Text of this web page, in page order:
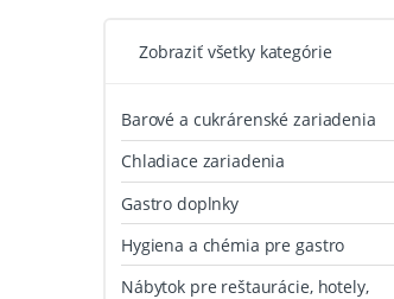
Zobraziť všetky kategórie
Barové a cukrárenské zariadenia
Chladiace zariadenia
Gastro doplnky
Hygiena a chémia pre gastro
Nábytok pre reštaurácie, hotely,